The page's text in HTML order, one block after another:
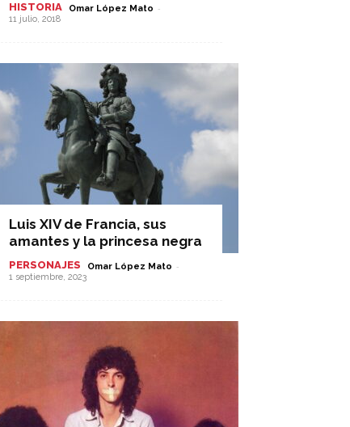
HISTORIA Omar López Mato -
11 julio, 2018
Luis XIV de Francia, sus
amantes y la princesa negra
PERSONAJES Omar López Mato -
1 septiembre, 2023